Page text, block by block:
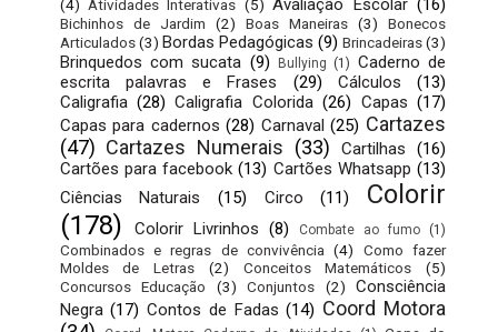
(4) Atividades Interativas (5) Avaliação Escolar (16)
Bichinhos de Jardim (2) Boas Maneiras (3)
Bonecos
Articulados (3) Bordas Pedagógicas (9) Brincadeiras(3)
Brinquedos com sucata (9) Bullying (1) Caderno de
escrita palavras e Frases
(29) Cálculos
(13)
Caligrafia (28) Caligrafia Colorida (26) Capas (17)
Capas para cadernos (28) Carnaval (25) Cartazes
(47) Cartazes Numerais (33) Cartilhas
(16)
Cartões para facebook (13) Cartões Whatsapp (13)
Ciências Naturais
(15) Circo (11)
Colorir
(178)
Colorir Livrinhos (8) Combate ao fumo (1)
Combinados e regras de convivência (4)
Como fazer
Moldes de Letras
(2) Conceitos Matemáticos
(5)
Concursos Educação
(3) Conjuntos (2)
Consciência
Negra (17) Contos de Fadas (14) Coord Motora